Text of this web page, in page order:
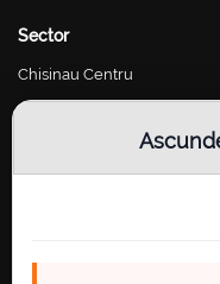
Sector
Chisinau Centru
Chisinau Riscani
Chisinau Botanica
Chisinau Buiucani